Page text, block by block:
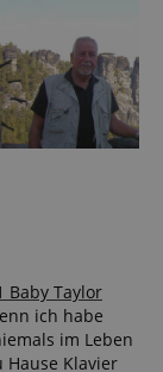
Baby Taylor
ich habe
im Leben
Klavier